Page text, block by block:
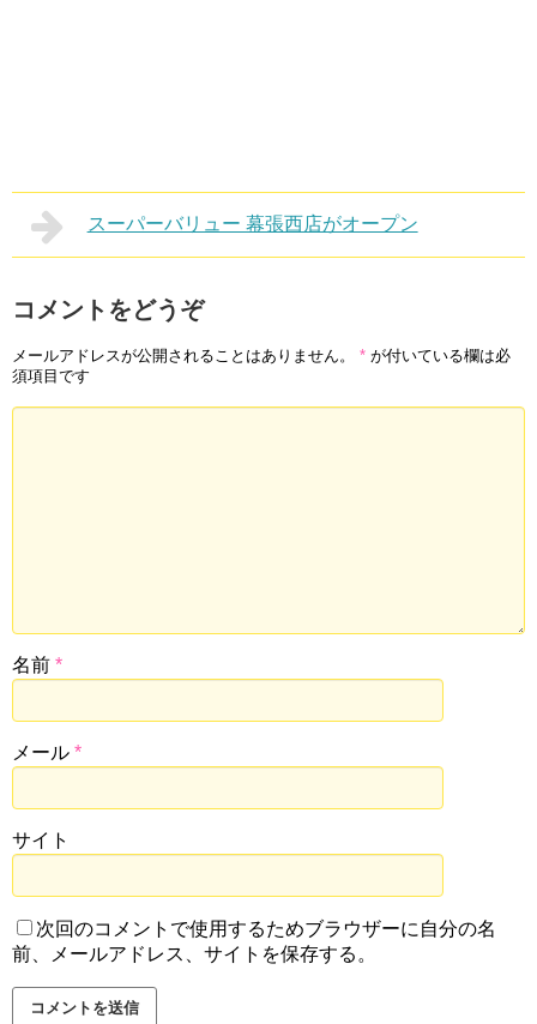
スーパーバリュー 幕張西店がオープン
コメントをどうぞ
メールアドレスが公開されることはありません。 * が付いている欄は必
須項目です
名前 *
メール *
サイト
次回のコメントで使用するためブラウザーに自分の名
前、メールアドレス、サイトを保存する。